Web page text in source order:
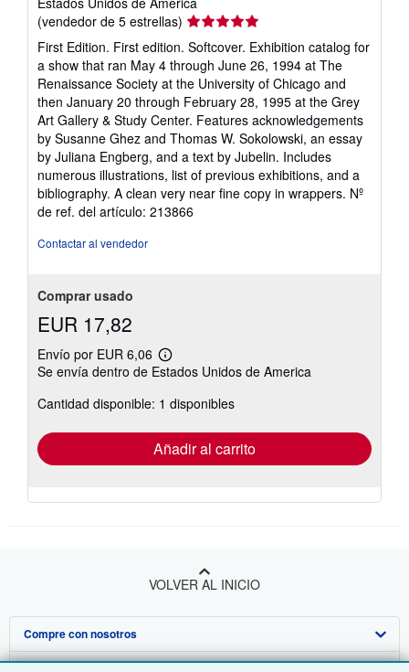
(vendedor de 5 estrellas) Calificación
del
vendedor:
5
de
5
estrellas
First Edition. First edition. Softcover. Exhibition catalog for
a show that ran May 4 through June 26, 1994 at The
Renaissance Society at the University of Chicago and
then January 20 through February 28, 1995 at the Grey
Art Gallery & Study Center. Features acknowledgements
by Susanne Ghez and Thomas W. Sokolowski, an essay
by Juliana Engberg, and a text by Jubelin. Includes
numerous illustrations, list of previous exhibitions, and a
bibliography. A clean very near fine copy in wrappers. Nº
de ref. del artículo: 213866
Contactar al vendedor
Comprar usado
EUR 17,82
Envío por EUR 6,06
Más
información
las
tarifas
envío
Se envía dentro de Estados Unidos de America
Cantidad disponible: 1 disponibles
Añadir al carrito
VOLVER AL INICIO
Compre con nosotros
Venda con nosotros